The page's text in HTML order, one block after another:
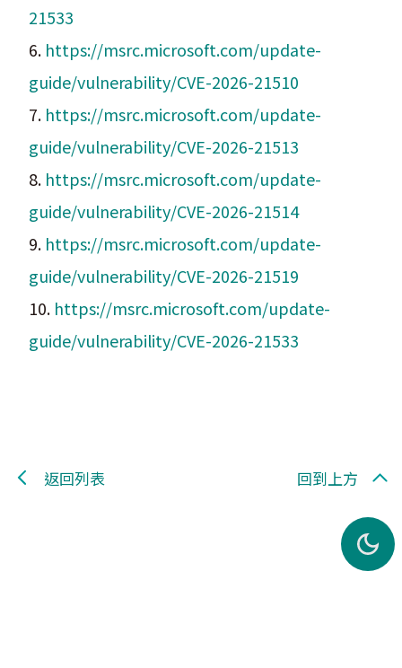
21533
6. https://msrc.microsoft.com/update-
guide/vulnerability/CVE-2026-21510
7. https://msrc.microsoft.com/update-
guide/vulnerability/CVE-2026-21513
8. https://msrc.microsoft.com/update-
guide/vulnerability/CVE-2026-21514
9. https://msrc.microsoft.com/update-
guide/vulnerability/CVE-2026-21519
10. https://msrc.microsoft.com/update-
guide/vulnerability/CVE-2026-21533
返回列表 回到上方